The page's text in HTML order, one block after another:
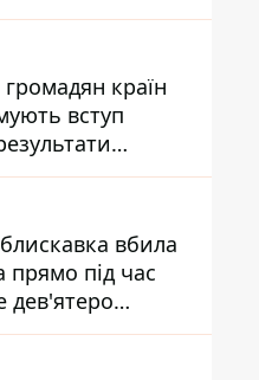
країн
вступ
блискавка вбила
прямо під час
дев'ятеро